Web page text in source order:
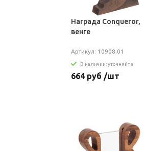
Награда Conqueror,
венге
Артикул: 10908.01
В наличии: уточняйте
664 руб /шт